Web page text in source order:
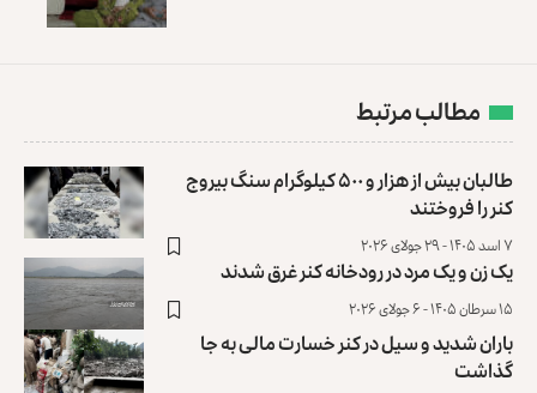
مطالب مرتبط
طالبان بیش از هزار و ۵۰۰ کیلوگرام سنگ بیروج
کنر را فروختند
۷ اسد ۱۴۰۵ - ۲۹ جولای ۲۰۲۶
یک زن و یک مرد در رودخانه کنر غرق شدند
۱۵ سرطان ۱۴۰۵ - ۶ جولای ۲۰۲۶
باران شدید و سیل در کنر خسارت مالی به جا
گذاشت